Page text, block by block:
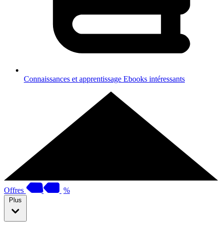
Connaissances et apprentissage Ebooks intéressants
Offres %
Plus